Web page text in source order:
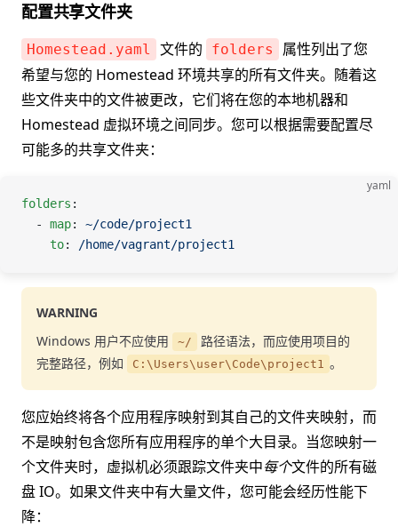
配置共享文件夹
Homestead.yaml 文件的 folders
属性列出了您
希望与您的 Homestead 环境共享的所有文件夹。随着这
些文件夹中的文件被更改，它们将在您的本地机器和
Homestead 虚拟环境之间同步。您可以根据需要配置尽
可能多的共享文件夹：
yaml
folders :
  -
map: ~/code/project1
    to
: /home/vagrant/project1
WARNING
Windows 用户不应使用
~/
路径语法，而应使用项目的
完整路径，例如
C:\Users\user\Code\project1 。
您应始终将各个应用程序映射到其自己的文件夹映射，而
不是映射包含您所有应用程序的单个大目录。当您映射一
个文件夹时，虚拟机必须跟踪文件夹中每个文件的所有磁
盘 IO。如果文件夹中有大量文件，您可能会经历性能下
降：